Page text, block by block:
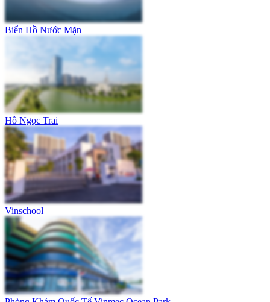
Biển Hồ Nước Mặn
Hồ Ngọc Trai
Vinschool